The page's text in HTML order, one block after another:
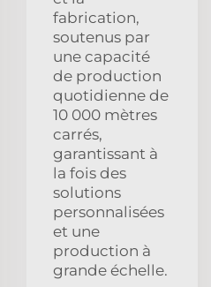
fabrication,
soutenus par
une capacité
de production
quotidienne de
10 000 mètres
carrés,
garantissant à
la fois des
solutions
personnalisées
et une
production à
grande échelle.